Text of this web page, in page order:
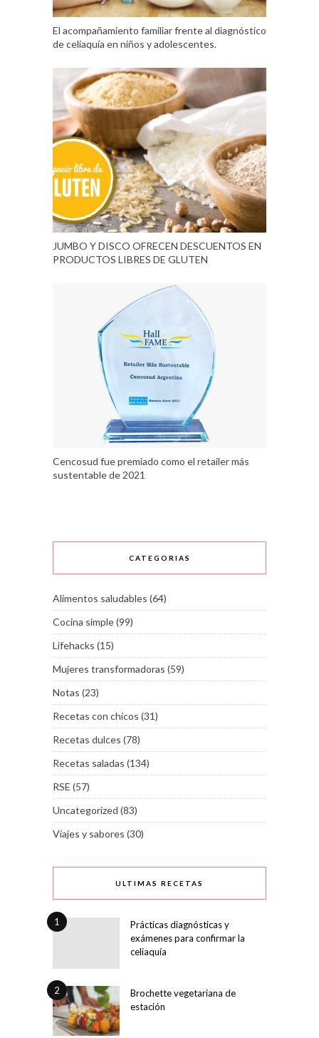
El acompañamiento familiar frente al diagnóstico
de celiaquía en niños y adolescentes.
JUMBO Y DISCO OFRECEN DESCUENTOS EN
PRODUCTOS LIBRES DE GLUTEN
Cencosud fue premiado como el retailer más
sustentable de 2021
CATEGORIAS
Alimentos saludables (64)
Cocina simple(99)
Lifehacks (15)
Mujeres transformadoras (59)
Notas (23)
Recetas con chicos (31)
Recetas dulces (78)
Recetas saladas (134)
RSE (57)
Uncategorized (83)
Viajes y sabores (30)
ULTIMAS RECETAS
1
Prácticas diagnósticas y
exámenes para confirmar la
celiaquía
2
Brochette vegetariana de
estación